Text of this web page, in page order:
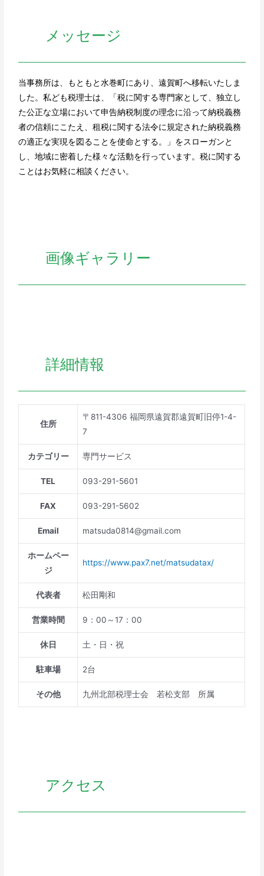
メッセージ
当事務所は、もともと水巻町にあり、遠賀町へ移転いたしま
した。私ども税理士は、「税に関する専門家として、独立し
た公正な立場において申告納税制度の理念に沿って納税義務
者の信頼にこたえ、租税に関する法令に規定された納税義務
の適正な実現を図ることを使命とする。」をスローガンと
し、地域に密着した様々な活動を行っています。税に関する
ことはお気軽に相談ください。
画像ギャラリー
詳細情報
住所
〒811-4306 福岡県遠賀郡遠賀町旧停1-4-
7
カテゴリー 専門サービス
TEL 093-291-5601
FAX 093-291-5602
Email matsuda0814@gmail.com
ホームペー
ジ
https://www.pax7.net/matsudatax/
代表者 松田剛和
営業時間 9：00～17：00
休日 土・日・祝
駐車場 2台
その他 九州北部税理士会 若松支部 所属
アクセス